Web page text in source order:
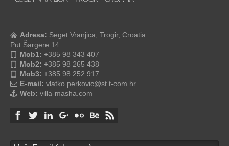
Adresa: Seget Vranjica, Trogir, Croatia
Put Šargere 14
Mob1: +385 98 343 407
Mob2: +385 98 265 438
Mob3: +385 98 252 917
E-mail: vlatko.perkovic@st.t-com.hr
Web: villa-masha.com